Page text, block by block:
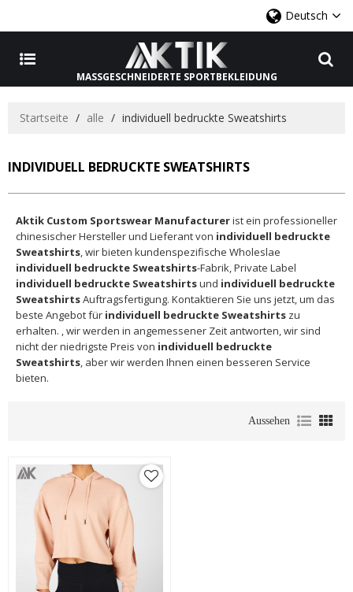
Deutsch
MASSGESCHNEIDERTE SPORTBEKLEIDUNG
Startseite / alle / individuell bedruckte Sweatshirts
INDIVIDUELL BEDRUCKTE SWEATSHIRTS
Aktik Custom Sportswear Manufacturerist ein professioneller
chinesischer Hersteller und Lieferant von individuell bedruckte
Sweatshirts, wir bieten kundenspezifische Wholeslae
individuell bedruckte Sweatshirts-Fabrik, Private Label
individuell bedruckte Sweatshirtsund individuell bedruckte
SweatshirtsAuftragsfertigung. Kontaktieren Sie uns jetzt, um das
beste Angebot für individuell bedruckte Sweatshirts zu
erhalten. , wir werden in angemessener Zeit antworten, wir sind
nicht der niedrigste Preis von individuell bedruckte
Sweatshirts, aber wir werden Ihnen einen besseren Service
bieten.
Aussehen